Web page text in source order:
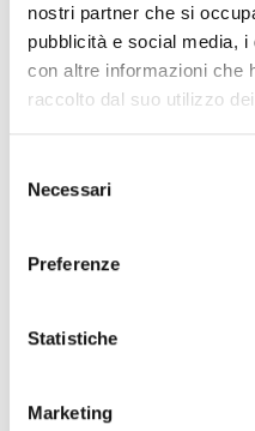
nostri partner che si
pubblicità e social media,
con altre informazioni che
raccolto dal suo utilizzo
delNecessari
Preferenze
Statistiche
Marketing
Ancona - Coltello
dei minori,